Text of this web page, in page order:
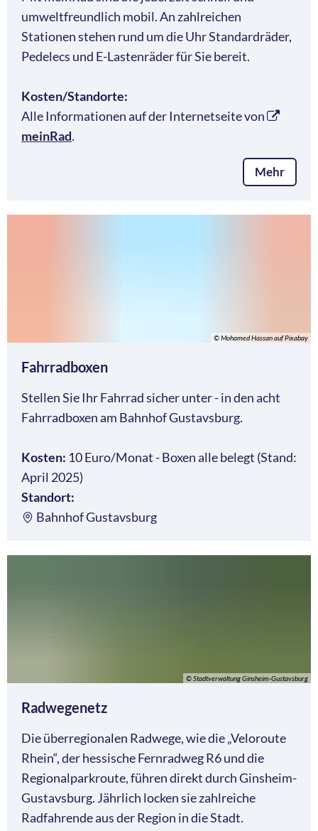
umweltfreundlich mobil. An zahlreichen
Stationen stehen rund um die Uhr Standardräder,
Pedelecs und E-Lastenräder für Sie bereit.
Kosten/Standorte:
Alle Informationen auf der Internetseite von
meinRad.
Mehr
© Mohamed Hassan auf Pixabay
Fahrradboxen
Stellen Sie Ihr Fahrrad sicher unter - in den acht
Fahrradboxen am Bahnhof Gustavsburg.
Kosten: 10 Euro/Monat - Boxen alle belegt (Stand:
April 2025)
Standort:
Bahnhof Gustavsburg
© Stadtverwaltung Ginsheim-Gustavsburg
Radwegenetz
Die überregionalen Radwege, wie die „Veloroute
Rhein“, der hessische Fernradweg R6 und die
Regionalparkroute, führen direkt durch Ginsheim-
Gustavsburg. Jährlich locken sie zahlreiche
Radfahrende aus der Region in die Stadt.